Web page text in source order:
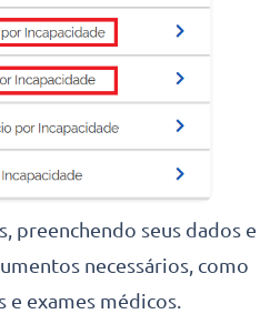
preenchendo seus dados e
necessários, como
e exames médicos.